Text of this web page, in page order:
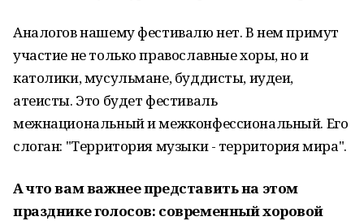
Аналогов нашему фестивалю нет. В нем примут
участие не только православные хоры, но и
католики, мусульмане, буддисты, иудеи,
атеисты. Это будет фестиваль
межнациональный и межконфессиональный. Его
слоган: "Территория музыки - территория мира".
А что вам важнее представить на этом
празднике голосов: современный хоровой